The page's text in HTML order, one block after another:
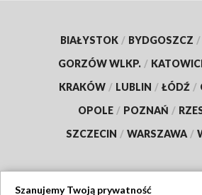
BIAŁYSTOK / BYDGOSZCZ /
GORZÓW WLKP. /
KRAKÓW / LUBLIN / ŁÓDŹ /
OPOLE / POZNAŃ /
SZCZECIN / WARSZAWA /
Szanujemy Twoją prywatność